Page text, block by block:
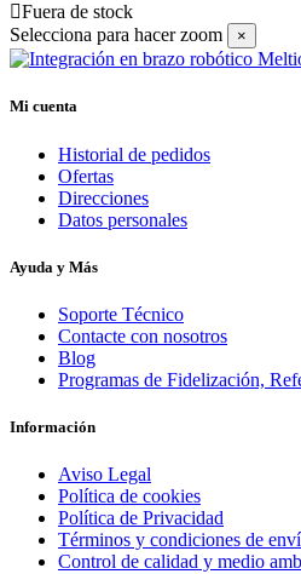
Fuera de stock
Selecciona para hacer zoom
×
Mi cuenta
Historial de pedidos
Ofertas
Direcciones
Datos personales
Ayuda y Más
Soporte Técnico
Contacte con nosotros
Blog
Programas de Fidelización,
Información
Aviso Legal
Política de cookies
Política de Privacidad
Términos y condiciones de
Control de calidad y medio